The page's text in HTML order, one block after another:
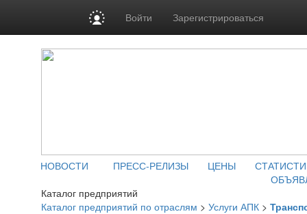
Войти Зарегистрироваться
НОВОСТИ ПРЕСС-РЕЛИЗЫ ЦЕНЫ
Каталог предприятий
Каталог предприятий по отраслям > Услуги АПК >